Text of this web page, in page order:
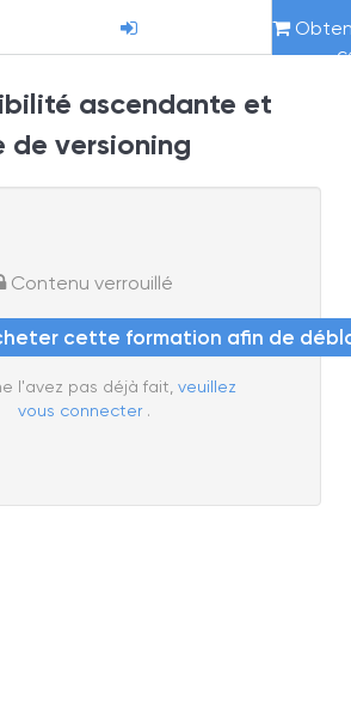
ascendante et
de versioning
Contenu verrouillé
cette formation afin de
l'avez pas déjà fait, veuillez
vous connecter .